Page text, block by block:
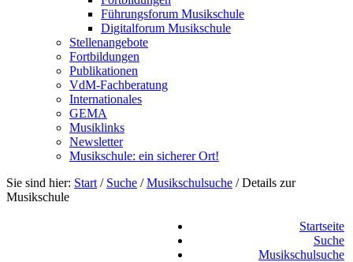
Führungsforum Musikschule
Digitalforum Musikschule
Stellenangebote
Fortbildungen
Publikationen
VdM-Fachberatung
Internationales
GEMA
Musiklinks
Newsletter
Musikschule: ein sicherer Ort!
Sie sind hier: Start / Suche /Musikschulsuche /Details zur
Musikschule
Startseite
Suche
Musikschulsuche